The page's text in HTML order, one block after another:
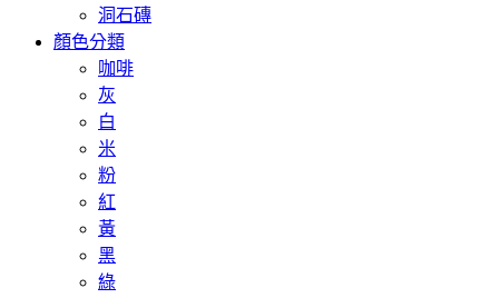
洞石磚
顏色分類
咖啡
灰
白
米
粉
紅
黃
黑
綠